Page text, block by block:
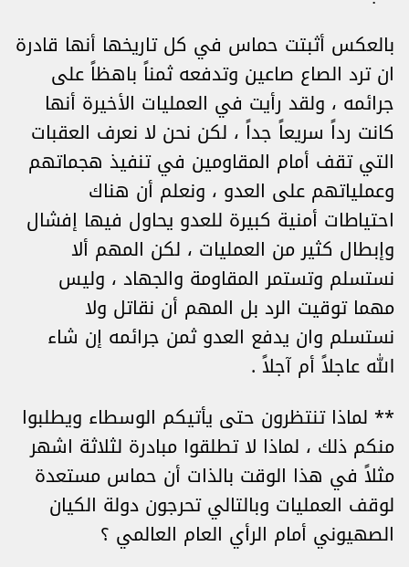
بالعكس أثبتت حماس في كل تاريخها أنها قادرة
ان ترد الصاع صاعين وتدفعه ثمناً باهظاً على
جرائمه ، ولقد رأيت في العمليات الأخيرة أنها
كانت رداً سريعاً جداً ، لكن نحن لا نعرف العقبات
التي تقف أمام المقاومين في تنفيذ هجماتهم
وعملياتهم على العدو ، ونعلم أن هناك
احتياطات أمنية كبيرة للعدو يحاول فيها إفشال
وإبطال كثير من العمليات ، لكن المهم ألا
نستسلم وتستمر المقاومة والجهاد ، وليس
مهما توقيت الرد بل المهم أن نقاتل ولا
نستسلم وان يدفع العدو ثمن جرائمه إن شاء
الله عاجلاً أم آجلاً .
** لماذا تنتظرون حتى يأتيكم الوسطاء ويطلبوا
منكم ذلك ، لماذا لا تطلقوا مبادرة لثلاثة اشهر
مثلاً في هذا الوقت بالذات أن حماس مستعدة
لوقف العمليات وبالتالي تحرجون دولة الكيان
الصهيوني أمام الرأي العام العالمي ؟